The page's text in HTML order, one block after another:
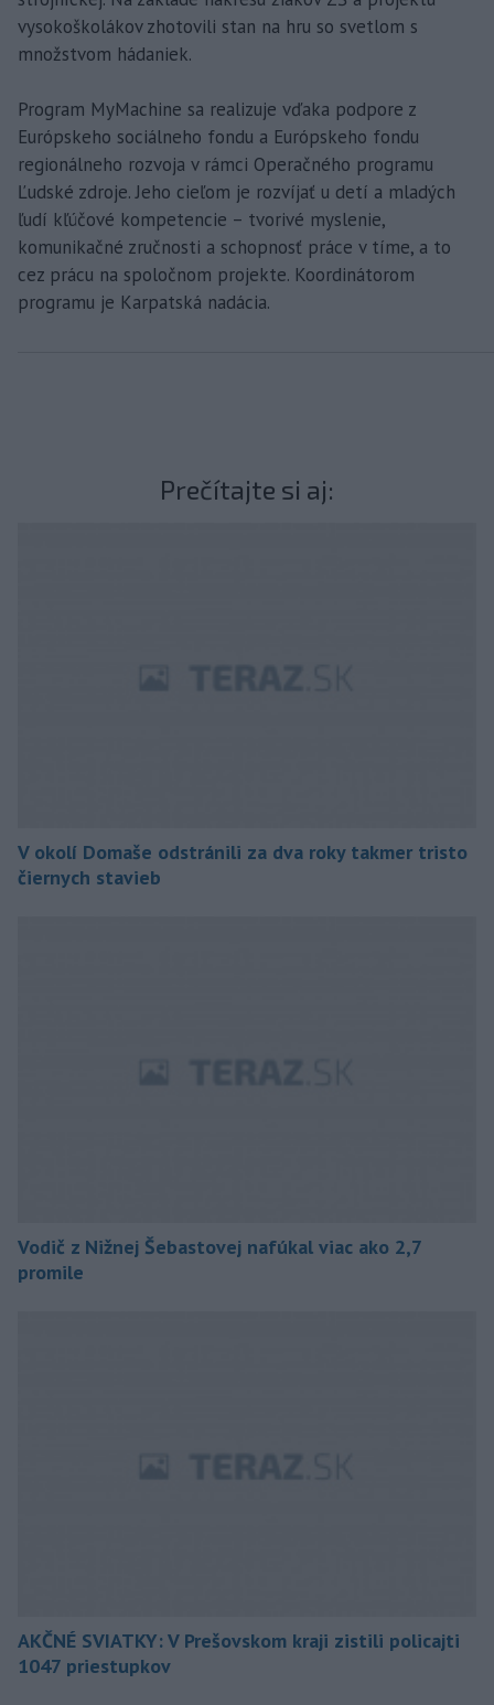
vysokoškolákov zhotovili stan na hru so svetlom s
množstvom hádaniek.
Program MyMachine sa realizuje vďaka podpore z
Európskeho sociálneho fondu a Európskeho fondu
regionálneho rozvoja v rámci Operačného programu
Ľudské zdroje. Jeho cieľom je rozvíjať u detí a mladých
ľudí kľúčové kompetencie – tvorivé myslenie,
komunikačné zručnosti a schopnosť práce v tíme, a to
cez prácu na spoločnom projekte. Koordinátorom
programu je Karpatská nadácia.
Prečítajte si aj:
V okolí Domaše odstránili za dva roky takmer tristo
čiernych stavieb
Vodič z Nižnej Šebastovej nafúkal viac ako 2,7
promile
AKČNÉ SVIATKY: V Prešovskom kraji zistili policajti
1047 priestupkov